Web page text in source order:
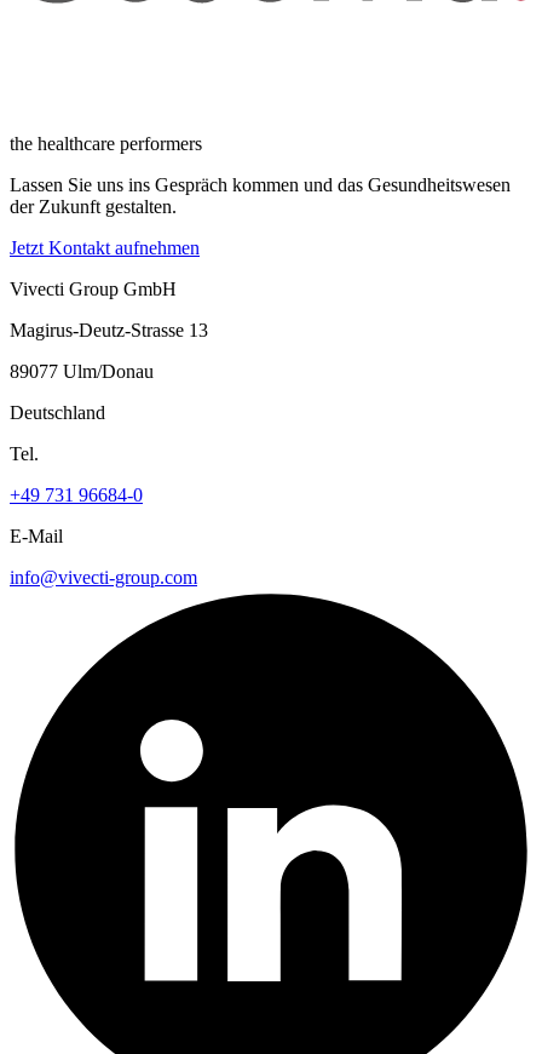
the healthcare performers
Lassen Sie uns ins Gespräch kommen und das Gesundheitswesen
der Zukunft gestalten.
Jetzt Kontakt aufnehmen
Vivecti Group GmbH
Magirus-Deutz-Strasse 13
89077 Ulm/Donau
Deutschland
Tel.
+49 731 96684-0
E-Mail
info@vivecti-group.com